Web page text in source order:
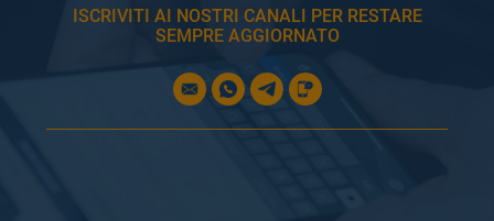
ISCRIVITI AI NOSTRI CANALI PER RESTARE
SEMPRE AGGIORNATO